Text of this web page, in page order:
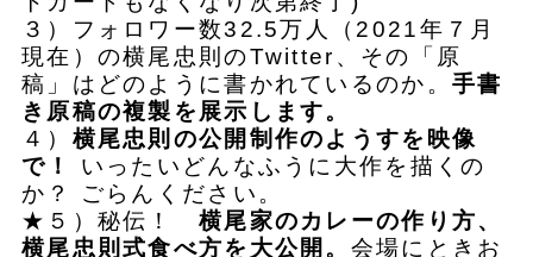
３）フォロワー数32.5万人（2021年７月
現在）の横尾忠則のTwitter、その「原
稿」はどのように書かれているのか。 手書
き原稿の複製を展示します。
４） 横尾忠則の公開制作のようすを映像
で！
いったいどんなふうに大作を描くの
か？ ごらんください。
★５）秘伝！ 横尾家のカレーの作り方、
横尾忠則式食べ方を大公開。 会場にときお